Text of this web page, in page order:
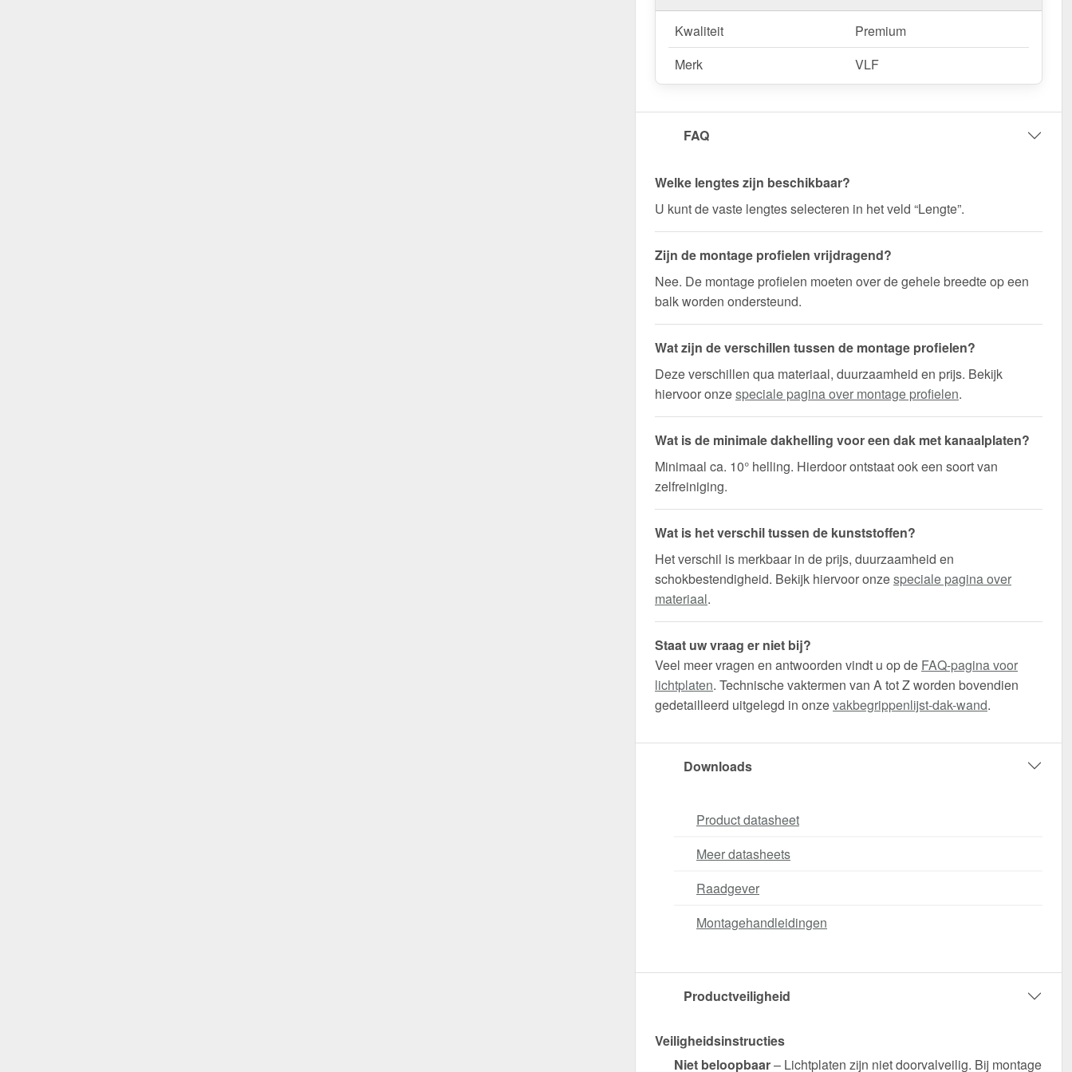
Kwaliteit
Premium
Merk
VLF
FAQ
Welke lengtes zijn beschikbaar?
U kunt de vaste lengtes selecteren in het veld “Lengte”.
Zijn de montage profielen vrijdragend?
Nee. De montage profielen moeten over de gehele breedte op een
balk worden ondersteund.
Wat zijn de verschillen tussen de montage profielen?
Deze verschillen qua materiaal, duurzaamheid en prijs. Bekijk
hiervoor onzespeciale pagina over montage profielen.
Wat is de minimale dakhelling voor een dak met kanaalplaten?
Minimaal ca. 10° helling. Hierdoor ontstaat ook een soort van
zelfreiniging.
Wat is het verschil tussen de kunststoffen?
Het verschil is merkbaar in de prijs, duurzaamheid en
schokbestendigheid. Bekijk hiervoor onzespeciale pagina over
materiaal.
Staat uw vraag er niet bij?
Veel meer vragen en antwoorden vindt u op de FAQ-pagina voor
lichtplaten. Technische vaktermen van A tot Z worden bovendien
gedetailleerd uitgelegd in onzevakbegrippenlijst-dak-wand.
Downloads
Product datasheet
Meer datasheets
Raadgever
Montagehandleidingen
Productveiligheid
Veiligheidsinstructies
Niet beloopbaar– Lichtplaten zijn niet doorvalveilig. Bij montage